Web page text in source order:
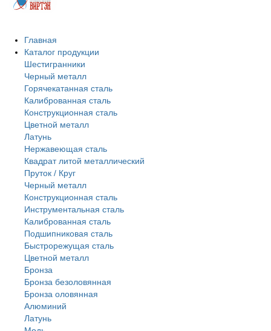
Главная
Каталог продукции
Шестигранники
Черный металл
Горячекатанная сталь
Калиброванная сталь
Конструкционная сталь
Цветной металл
Латунь
Нержавеющая сталь
Квадрат литой металлический
Пруток / Круг
Черный металл
Конструкционная сталь
Инструментальная сталь
Калиброванная сталь
Подшипниковая сталь
Быстрорежущая сталь
Цветной металл
Бронза
Бронза безоловянная
Бронза оловянная
Алюминий
Латунь